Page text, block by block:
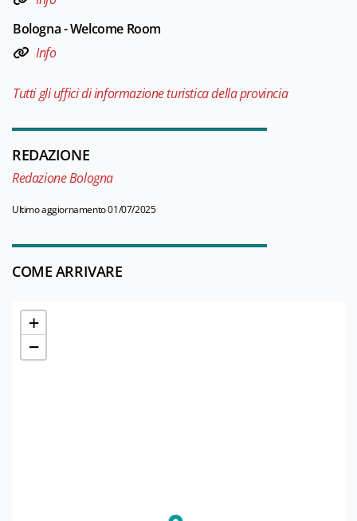
Bologna - Welcome Room
Info
Tutti gli uffici di informazione turistica della provincia
REDAZIONE
Redazione Bologna
Ultimo aggiornamento 01/07/2025
COME ARRIVARE
+
−